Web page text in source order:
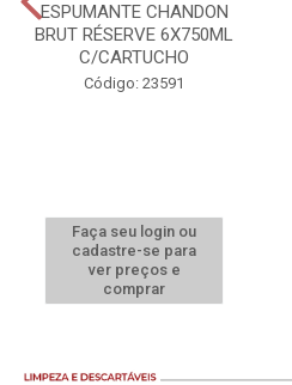
ESPUMANTE CHANDON
BRUT RÉSERVE 6X750ML
C/CARTUCHO
Código: 23591
Faça seu login ou
cadastre-se para
ver preços e
comprar